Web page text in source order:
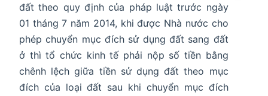
đất theo quy định của pháp luật trước ngày
01 tháng 7 năm 2014, khi được Nhà nước cho
phép chuyển mục đích sử dụng đất sang đất
ở thì tổ chức kinh tế phải nộp số tiền bằng
chênh lệch giữa tiền sử dụng đất theo mục
đích của loại đất sau khi chuyển mục đích